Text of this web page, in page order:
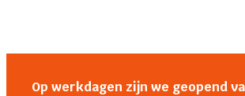
Op werkdagen zijn we geopend